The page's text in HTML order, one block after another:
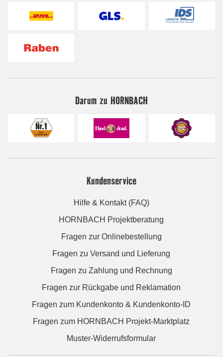
Darum zu HORNBACH
Kundenservice
Hilfe & Kontakt (FAQ)
HORNBACH Projektberatung
Fragen zur Onlinebestellung
Fragen zu Versand und Lieferung
Fragen zu Zahlung und Rechnung
Fragen zur Rückgabe und Reklamation
Fragen zum Kundenkonto & Kundenkonto-ID
Fragen zum HORNBACH Projekt-Marktplatz
Muster-Widerrufsformular